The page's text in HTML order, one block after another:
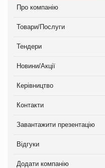
Про компанію
Товари/Послуги
Тендери
Новини/Акції
Керівництво
Контакти
Завантажити презентацію
Відгуки
Додати компанію